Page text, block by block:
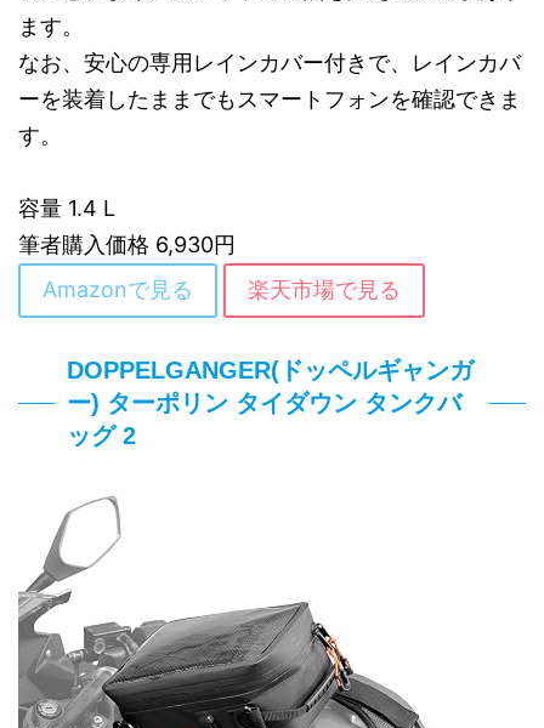
ます。
なお、安心の専用レインカバー付きで、レインカバ
ーを装着したままでもスマートフォンを確認できま
す。
容量 ‎1.4 L
筆者購入価格 6,930円
Amazonで見る
楽天市場で見る
DOPPELGANGER(ドッペルギャンガ
ー) ターポリン タイダウン タンクバ
ッグ 2